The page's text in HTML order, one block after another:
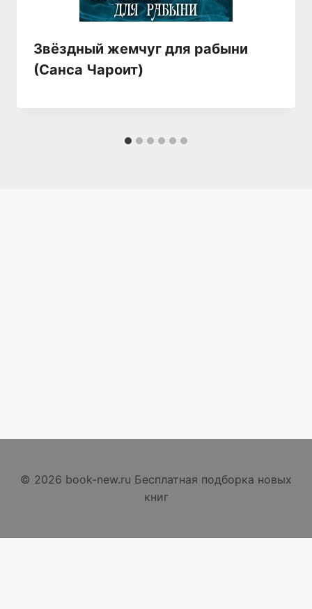
Звёздный жемчуг для рабыни
(Санса Чароит)
© 2026 book-new.ru Бесплатная подборка новых
книг